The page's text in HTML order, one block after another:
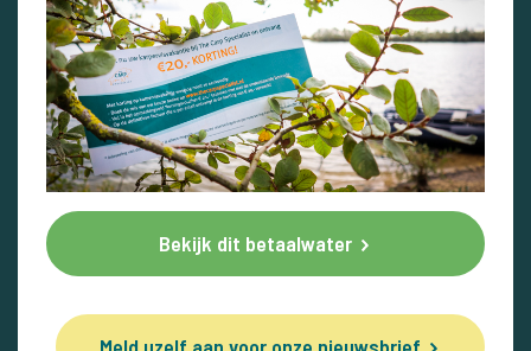
Bekijk dit betaalwater
Meld uzelf aan voor onze nieuwsbrief